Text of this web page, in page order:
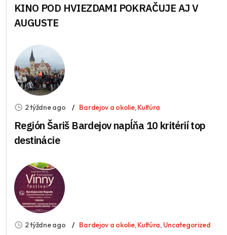
KINO POD HVIEZDAMI POKRAČUJE AJ V
AUGUSTE
2 týždne ago Bardejov a okolie,Kultúra
Región Šariš Bardejov napĺňa 10 kritérií top
destinácie
2 týždne ago Bardejov a okolie,Kultúra, Uncategorized